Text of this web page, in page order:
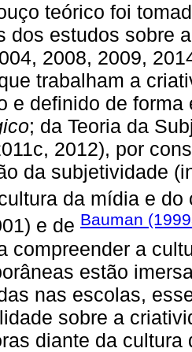
teórico foi
dos estudos sobre
2008, 2009,
trabalham a
e definido de
; da Teoria da
2012), por
da subjetividade
da mídia e
e de Bauman
compreender a
estão
nas escolas,
sobre a
diante da